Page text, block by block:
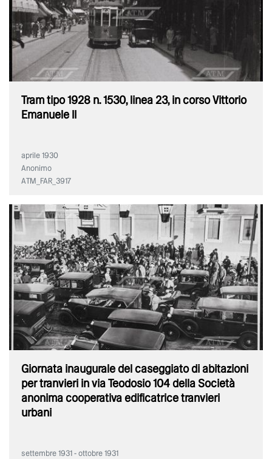
Tram tipo 1928 n. 1530, linea 23, in corso Vittorio
Emanuele II
aprile 1930
Anonimo
ATM_FAR_3917
Giornata inaugurale del caseggiato di abitazioni
per tranvieri in via Teodosio 104 della Società
anonima cooperativa edificatrice tranvieri
urbani
settembre 1931 - ottobre 1931